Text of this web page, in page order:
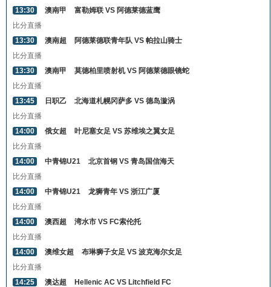
13:30
澳南甲
富勒姆联 VS 阿德莱德蓝鹰
比分直播
13:30
澳南超
阿德莱德联青年队 VS 帕拉山骑士
比分直播
13:30
澳南甲
莫德柏里喷射机 VS 阿德莱德眼镜蛇
比分直播
13:45
日职乙
北海道札幌冈萨多 VS 德岛漩涡
比分直播
14:00
俄女超
叶尼塞女足 VS 苏维埃之翼女足
比分直播
14:00
中青锦U21
北京首钢 VS 青岛国信海天
比分直播
14:00
中青锦U21
龙狮青年 VS 浙江广厦
比分直播
14:00
澳西超
湾水市 VS FC索伦托
比分直播
14:00
澳维女超
布琳狮子女足 VS 波克海尔女足
比分直播
14:25
澳达超
Hellenic AC VS Litchfield FC